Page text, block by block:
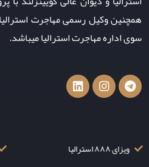
سوی اداره مهاجرت استرالیا میباشد.
ویزای ۸۸۸ استرالیا